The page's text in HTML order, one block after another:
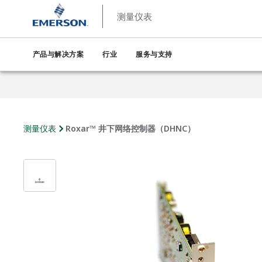
测量仪表
产品与解决方案 行业 服务与支持
测量仪表 Roxar™ 井下网络控制器（DHNC）